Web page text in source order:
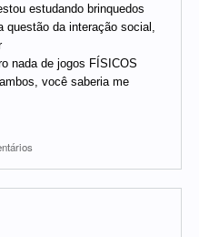
estudando brinquedos
da interação social,
nada de jogos FÍSICOS
você saberia me